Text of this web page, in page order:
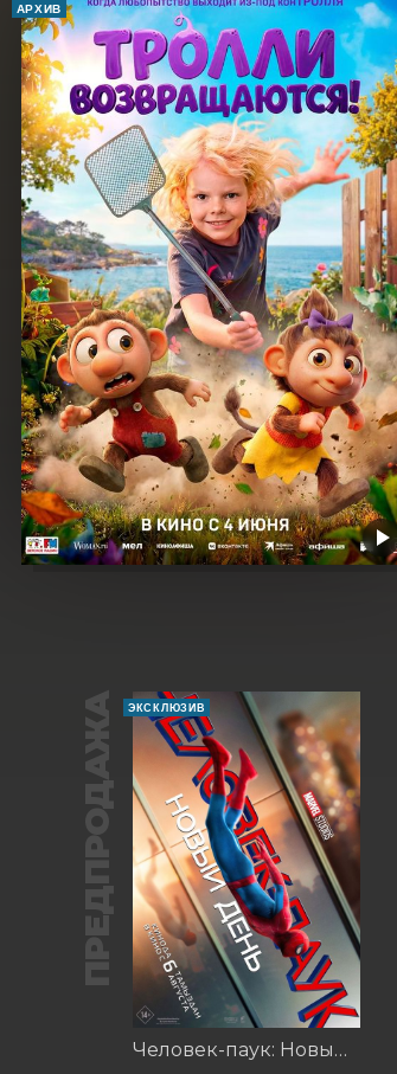
АРХИВ
ПРЕДПРОДАЖА ЭКСКЛЮЗИВ
Человек-паук: Новый день (2026)